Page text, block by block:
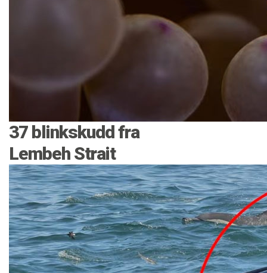
37 blinkskudd fra
Lembeh Strait